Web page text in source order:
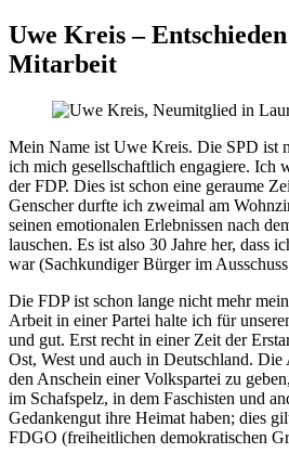
Uwe Kreis –
Mitarbeit
Mein Name ist Uwe Kreis. Die SPD ist
ich mich gesellschaftlich engagiere. Ich
der FDP. Dies ist schon eine geraume
Genscher durfte ich zweimal am
seinen emotionalen Erlebnissen nach
lauschen. Es ist also 30 Jahre her, dass
war (Sachkundiger Bürger im
Die FDP ist schon lange nicht mehr
Arbeit in einer Partei halte ich für
und gut. Erst recht in einer Zeit der
Ost, West und auch in Deutschland.
den Anschein einer Volkspartei zu
im Schafspelz, in dem Faschisten und
Gedankengut ihre Heimat haben; dies
FDGO (freiheitlichen demokratischen